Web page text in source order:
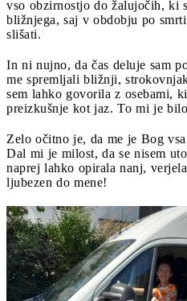
vso obzirnostjo do žalujočih, ki
bližnjega, saj v obdobju po
slišati.
In ni nujno, da čas deluje sam
me spremljali bližnji,
sem lahko govorila z osebami,
preizkušnje kot jaz. To mi je
Zelo očitno je, da me je Bog
Dal mi je milost, da se nisem
naprej lahko opirala nanj,
ljubezen do mene!